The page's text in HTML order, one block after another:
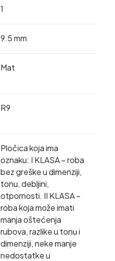
1
9.5 mm
Mat
R9
Pločica koja ima
oznaku: I KLASA – roba
bez greške u dimenziji,
tonu, debljini,
otpornosti. II KLASA –
roba koja može imati
manja oštećenja
rubova, razlike u tonu i
dimenziji, neke manje
nedostatke u